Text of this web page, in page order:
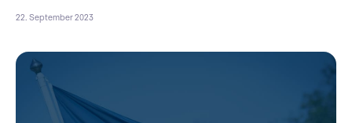
22. September 2023